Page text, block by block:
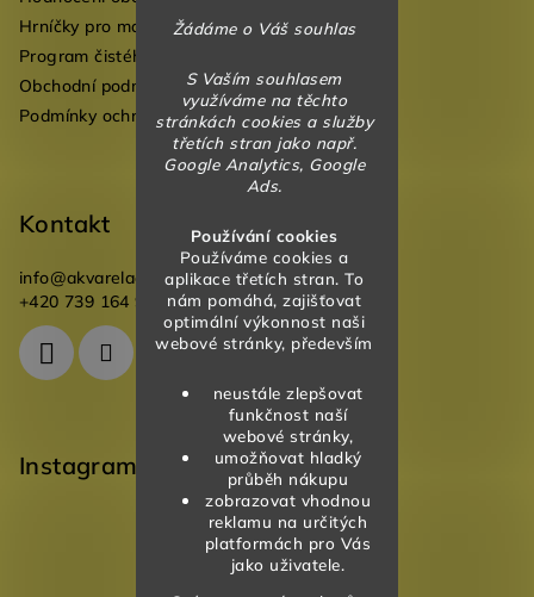
Žádáme o Váš souhlas
S Vaším souhlasem
využíváme na těchto
stránkách cookies a služby
třetích stran jako např.
Google Analytics, Google
Ads.
Používání cookies
Používáme cookies a
aplikace třetích stran. To
nám pomáhá, zajišťovat
optimální výkonnost naši
webové stránky, především
neustále zlepšovat
funkčnost naší
webové stránky,
umožňovat hladký
průběh nákupu
zobrazovat vhodnou
reklamu na určitých
platformách pro Vás
jako uživatele.
Hrníčky pro mateřské školky
Program čistého vzduchu pro mateřské školy
Obchodní podmínky
Podmínky ochrany osobních údajů
Kontakt
info@akvareladesign.cz
+420 739 164 946
Instagram